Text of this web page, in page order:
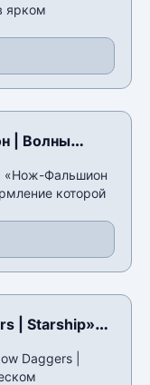
ярком
| Волны
«Нож-Фальшион
которой
| Starship»
Daggers |